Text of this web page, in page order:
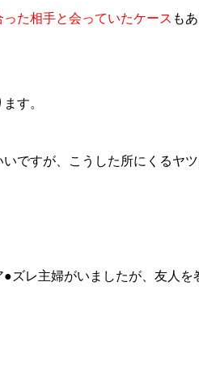
た相手と会っていたケース も
す。
ですが、こうした所にくるヤ
ズレ主婦がいましたが、友人を